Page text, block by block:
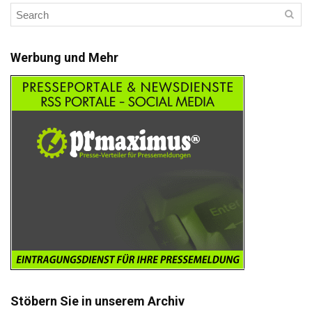
Werbung und Mehr
Stöbern Sie in unserem Archiv